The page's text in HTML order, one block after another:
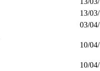
13/
03/
10/
10/